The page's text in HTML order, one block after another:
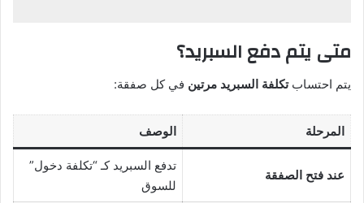
متى يتم دفع السبريد؟
يتم احتسابتكلفة السبريد مرتين في كل صفقة:
المرحلة الوصف
عند فتح الصفقة
تدفع السبريد كـ “تكلفة دخول”
للسوق